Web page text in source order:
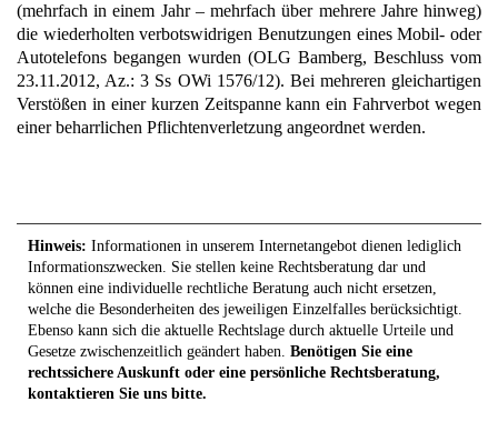
(mehrfach in einem Jahr – mehrfach über mehrere Jahre hinweg)
die wiederholten verbotswidrigen Benutzungen eines Mobil- oder
Autotelefons begangen wurden (OLG Bamberg, Beschluss vom
23.11.2012, Az.: 3 Ss OWi 1576/12). Bei mehreren gleichartigen
Verstößen in einer kurzen Zeitspanne kann ein Fahrverbot wegen
einer beharrlichen Pflichtenverletzung angeordnet werden.
Hinweis: Informationen in unserem Internetangebot dienen lediglich
Informationszwecken. Sie stellen keine Rechtsberatung dar und
können eine individuelle rechtliche Beratung auch nicht ersetzen,
welche die Besonderheiten des jeweiligen Einzelfalles berücksichtigt.
Ebenso kann sich die aktuelle Rechtslage durch aktuelle Urteile und
Gesetze zwischenzeitlich geändert haben. Benötigen Sie eine
rechtssichere Auskunft oder eine persönliche Rechtsberatung,
kontaktieren Sie uns bitte.